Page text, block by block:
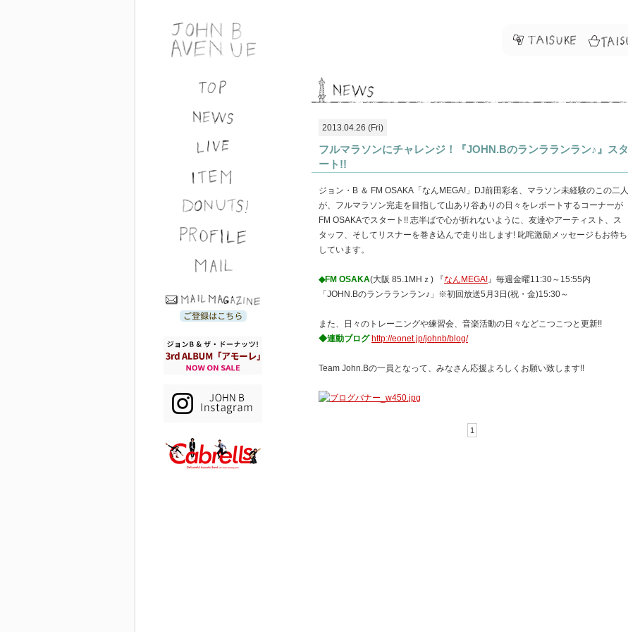
2013.04.26 (Fri)
フルマラソンにチャレンジ！『JOHN.Bのランラランラン♪』スタ
ート!!
ジョン・B ＆ FM OSAKA「なんMEGA!」DJ前田彩名、マラソン未経験のこの二人
が、フルマラソン完走を目指して山あり谷ありの日々をレポートするコーナーが
FM OSAKAでスタート!! 志半ばで心が折れないように、友達やアーティスト、ス
タッフ、そしてリスナーを巻き込んで走り出します! 叱咤激励メッセージもお待ち
しています。
◆FM OSAKA(大阪 85.1MHｚ) 『なんMEGA!』毎週金曜11:30～15:55内
「JOHN.Bのランラランラン♪」※初回放送5月3日(祝・金)15:30～
また、日々のトレーニングや練習会、音楽活動の日々などこつこつと更新!!
◆連動ブログ http://eonet.jp/johnb/blog/
Team John.Bの一員となって、みなさん応援よろしくお願い致します!!
1